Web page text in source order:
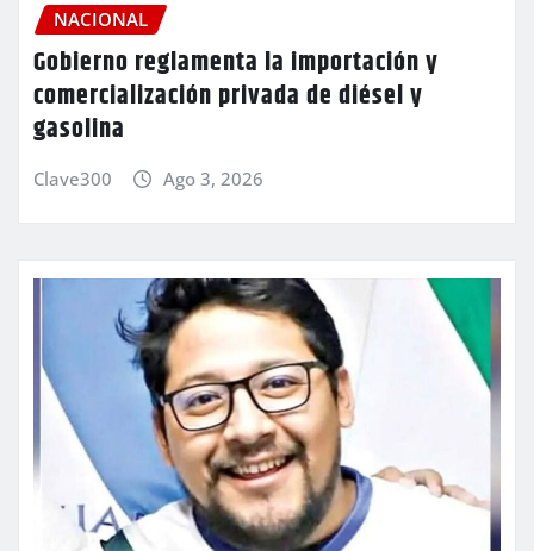
NACIONAL
Gobierno reglamenta la importación y
comercialización privada de diésel y
gasolina
Clave300 Ago 3, 2026